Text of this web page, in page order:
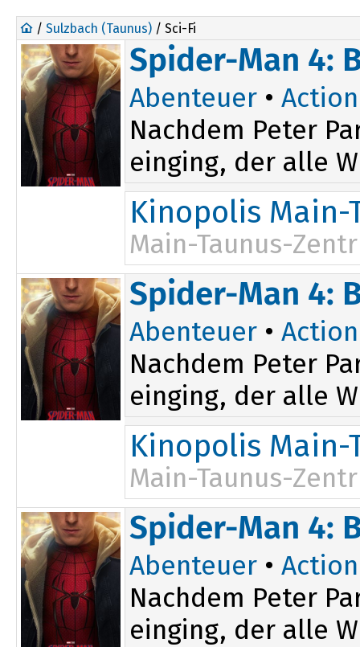
/ Sulzbach (Taunus) / Sci-Fi
Spider-Man 4:
Abenteuer • Action
Nachdem Peter
einging, der alle
Kinopolis Main-
Main-Taunus-
Spider-Man 4:
Abenteuer • Action
Nachdem Peter
einging, der alle
Kinopolis Main-
Main-Taunus-
17:30
20:00
Spider-Man 4:
Abenteuer • Action
Nachdem Peter
einging, der alle